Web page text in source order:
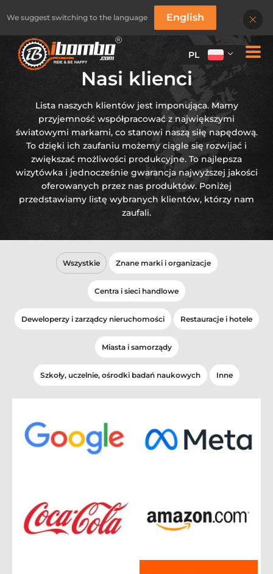
We suggest switching to the language English
PL
STOJAKI ROWEROWE
SERIA BUDŻETOWA
STOJAKI ROWEROWE
Nasi klienci
Lista naszych klientów jest imponująca. Mamy
przyjemność współpracować z największymi
światowymi markami, co stanowi naszą siłę napędową.
To dzięki ich zaufaniu możemy ciągle się rozwijać i
zwiększać możliwości produkcyjne. To najlepsza
wizytówka i jednocześnie gwarancja najwyższej jakości
oferowanych przez nas produktów. Poniżej
przedstawiamy listę wybranych klientów, którzy nam
zaufali.
Wszystkie Znane marki i organizacje
Centra i sieci handlowe
Deweloperzy i zarządcy nieruchomości Restauracje i hotele
Miasta i samorządy
Szkoły, uczelnie, ośrodki badań naukowych Inne